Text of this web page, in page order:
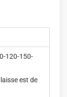
120-150-
laisse est de